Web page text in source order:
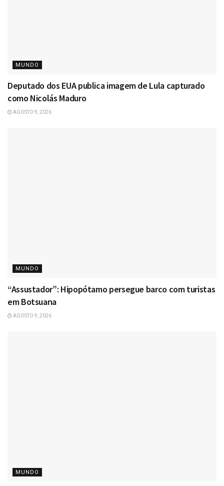
MUNDO
Deputado dos EUA publica imagem de Lula capturado
como Nicolás Maduro
AGOSTO 9, 2026
MUNDO
“Assustador”: Hipopótamo persegue barco com turistas
em Botsuana
AGOSTO 9, 2026
MUNDO